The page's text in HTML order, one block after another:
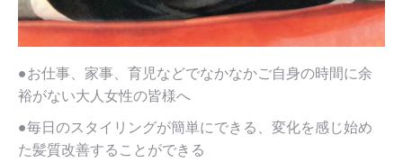
●お仕事、家事、育児などでなかなかご自身の時間に余
裕がない大人女性の皆様へ
●毎日のスタイリングが簡単にできる、変化を感じ始め
た髪質改善することができる